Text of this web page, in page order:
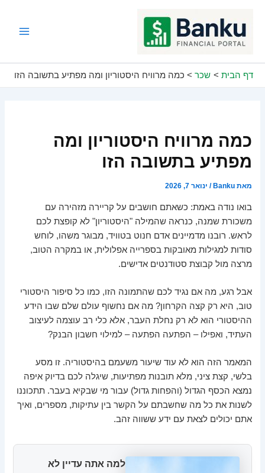
דף הבית שכר כמה מרוויח היסטוריון ומה מפתיע בתשובה הזו
כמה מרוויח היסטוריון ומה
מפתיע בתשובה הזו
מאתBanku
/ ינואר 7, 2026
בואו נודה באמת: כשאתם חושבים על קריירה מזהירה עם
משכורת שמנה, כנראה שהמילה "היסטוריון" לא קופצת לכם
לראש. רובנו מדמיינים אדם חנוט בטוויד, מבוגר משהו, לוחש
סודות למגילות מאובקות בספרייה אפלולית, או במקרה הטוב,
מרצה מול קבוצת סטודנטים אדישים.
אבל רגע, מה אם נגיד לכם שהתמונה הזו, כמו כל סיפור היסטורי
טוב, היא רק קצה הקרחון? מה אם נחשוף עולם שלם שבו הידע
ההיסטורי הוא לא רק נחלת העבר, אלא כלי רב עוצמה לעיצוב
העתיד, ואפילו – הפתעה הפתעה – למילוי חשבון הבנק?
המאמר הזה הוא לא עוד שיעור משעמם בהיסטוריה. זו מסע
בלשי, קצת ציני, מלא תובנות מפתיעות, שיגלה לכם בדיוק איפה
נמצא הכסף הגדול (והפחות גדול) עבור מי שבקיא בעבר. תתכוננו
לשנות את כל מה שחשבתם על הקשר בין עתיקות, מספרים, ואיך
אתם יכולים לצאת עם ידע ששווה זהב.
למה אתה עדיין לא